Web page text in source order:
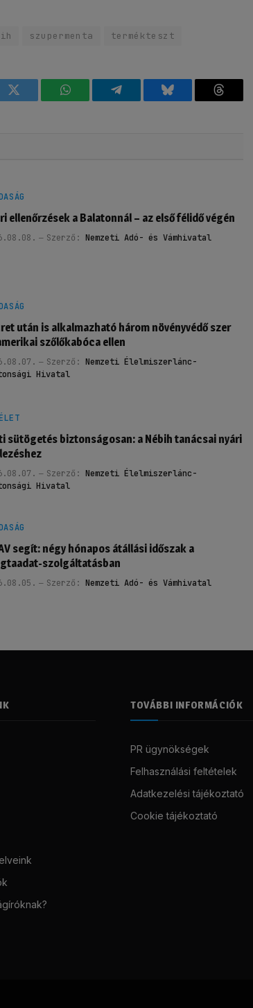
szupermenta termékteszt
Twitter WhatsAppTelegram Bluesky Threads
ellenőrzések a Balatonnál – az első félidő végén
Szerző: Nemzeti Adó- és Vámhivatal
után is alkalmazható három növényvédő szer
szőlőkabóca ellen
Szerző: Nemzeti Élelmiszerlánc-
Hivatal
sütögetés biztonságosan: a Nébih tanácsai nyári
Szerző: Nemzeti Élelmiszerlánc-
Hivatal
segít: négy hónapos átállási időszak a
szolgáltatásban
Szerző: Nemzeti Adó- és Vámhivatal
TOVÁBBI INFORMÁCIÓK
PR ügynökségek
Felhasználási feltételek
Adatkezelési tájékoztató
Cookie tájékoztató